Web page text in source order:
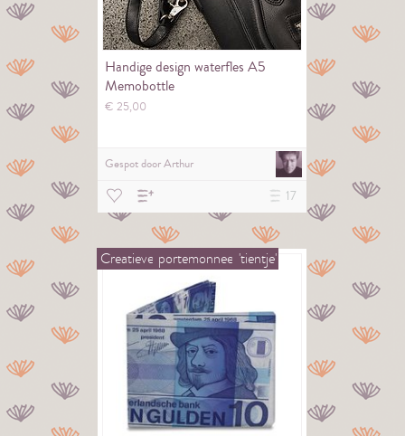
Handige design waterfles A5
Memobottle
€25,00
Gespot doorArthur
17
Creatieve portemonnee 'tientje'